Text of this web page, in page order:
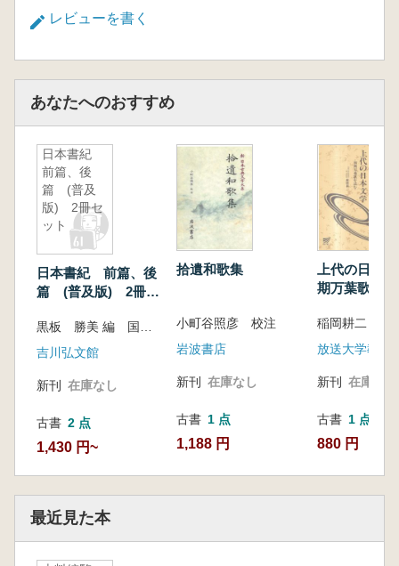
レビューを書く
あなたへのおすすめ
日本書紀
前篇、後
篇 (普及
版) 2冊セ
ット
日本書紀 前篇、後
篇 (普及版) 2冊セ
吉川弘文館
新刊 在庫なし
古書 2 点
1,430 円~
拾遺和歌集
小町谷照彦 校注
岩波書店
新刊 在庫なし
古書 1 点
1,188 円
上代の日本
期万葉歌を
稲岡耕二 編
放送大学教育
新刊 在庫なし
古書 1 点
880 円
最近見た本